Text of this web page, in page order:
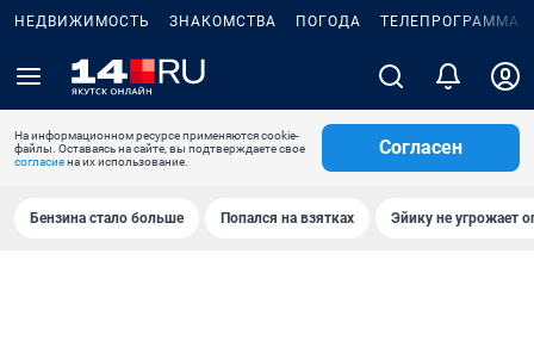
НЕДВИЖИМОСТЬ ЗНАКОМСТВА ПОГОДА ТЕЛЕПРОГРАММА
На информационном ресурсе применяются cookie-
файлы. Оставаясь на сайте, вы подтверждаете свое
согласиена их использование.
Согласен
Бензина стало больше Попался на взятках Эйику не угрожает